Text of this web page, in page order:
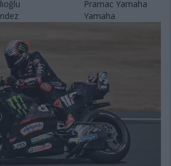
Pramac Yamaha
Yamaha